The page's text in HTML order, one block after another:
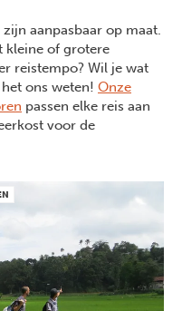
aanpasbaar op maat.
kleine of grotere
reistempo? Wil je wat
ons weten! Onze
passen elke reis aan
voor de
Next